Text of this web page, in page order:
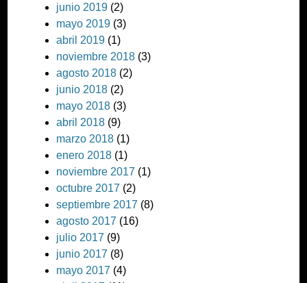
junio 2019 (2)
mayo 2019 (3)
abril 2019 (1)
noviembre 2018 (3)
agosto 2018 (2)
junio 2018 (2)
mayo 2018 (3)
abril 2018 (9)
marzo 2018 (1)
enero 2018 (1)
noviembre 2017 (1)
octubre 2017 (2)
septiembre 2017 (8)
agosto 2017 (16)
julio 2017 (9)
junio 2017 (8)
mayo 2017 (4)